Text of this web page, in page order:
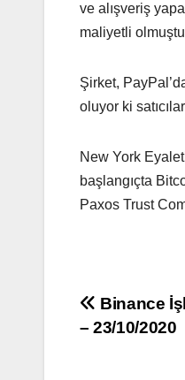
ve alışveriş
maliyetli
Şirket,
oluyor ki
New York
başlangıçta
Paxos Trust
Yazı
Binance
– 23/10/2020